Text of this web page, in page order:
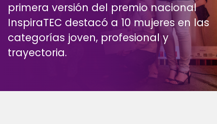
primera versión del premio nacional
InspiraTEC destacó a 10 mujeres en las
categorías joven, profesional y
trayectoria.